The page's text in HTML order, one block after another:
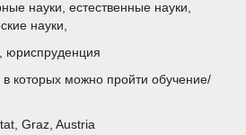
науки, естественные науки,
науки,
юриспруденция
которых можно пройти обучение/
Graz, Austria